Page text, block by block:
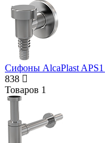
Cифоны AlcaPlast
838
Товаров 1